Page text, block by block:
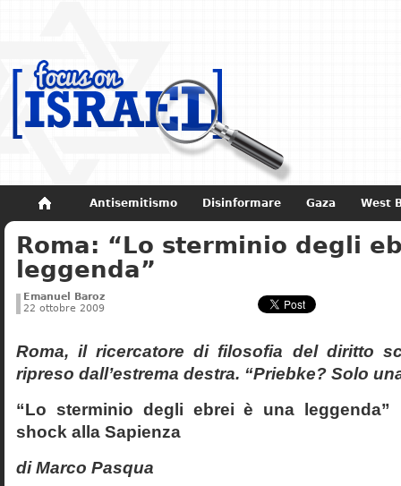
Antisemitismo Disinformare Gaza West
Non dimenticare Storia di Israele
Roma: “Lo sterminio degli
leggenda”
Emanuel Baroz
22 ottobre 2009
Roma, il ricercatore di filosofia del diritto
ripreso dall’estrema destra. “Priebke? Solo
“Lo sterminio degli ebrei è una leggenda”
shock alla Sapienza
di Marco Pasqua